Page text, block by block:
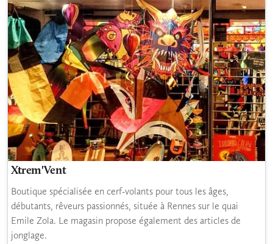
Xtrem'Vent
Boutique spécialisée en cerf-volants pour tous les âges,
débutants, rêveurs passionnés, située à Rennes sur le quai
Emile Zola. Le magasin propose également des articles de
jonglage.